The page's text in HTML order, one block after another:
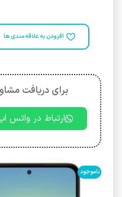
افزودن به علاقه مندی ها
برای دریافت
ارتباط در واتس
ناموجود